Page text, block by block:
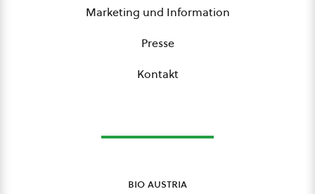
Marketing und Information
Presse
Kontakt
bio austria